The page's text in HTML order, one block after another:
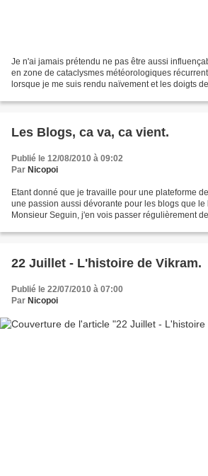
Je n'ai jamais prétendu ne pas être aussi
en zone de cataclysmes météorologiques
lorsque je me suis rendu naïvement et les doigts
Les Blogs, ca va, ca vient.
Publié le 12/08/2010 à 09:02
Par Nicopoi
Etant donné que je travaille pour une plateforme
une passion aussi dévorante pour les blogs que le
Monsieur Seguin, j'en vois passer régulièrement
22 Juillet - L'histoire de Vikram.
Publié le 22/07/2010 à 07:00
Par Nicopoi